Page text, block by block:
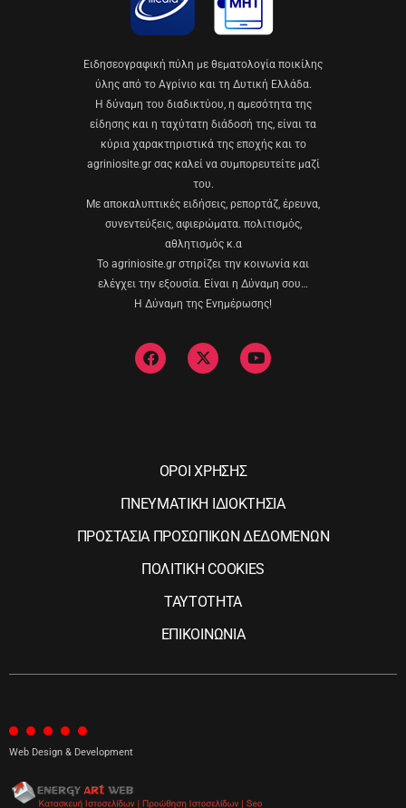
Eιδησεογραφική πύλη με θεματολογία ποικίλης
ύλης από το Αγρίνιο και τη Δυτική Ελλάδα.
Η δύναμη του διαδικτύου, η αμεσότητα της
είδησης και η ταχύτατη διάδοσή της, είναι τα
κύρια χαρακτηριστικά της εποχής και το
agriniosite.gr σας καλεί να συμπορευτείτε μαζί
του.
Με αποκαλυπτικές ειδήσεις, ρεπορτάζ, έρευνα,
συνεντεύξεις, αφιερώματα. πολιτισμός,
αθλητισμός κ.α
Το agriniosite.gr στηρίζει την κοινωνία και
ελέγχει την εξουσία. Είναι η Δύναμη σου…
Η Δύναμη της Ενημέρωσης!
ΟΡΟΙ ΧΡΗΣΗΣ
ΠΝΕΥΜΑΤΙΚΗ ΙΔΙΟΚΤΗΣΙΑ
ΠΡΟΣΤΑΣΙΑ ΠΡΟΣΩΠΙΚΩΝ ΔΕΔΟΜΕΝΩΝ
ΠΟΛΙΤΙΚΗ COOKIES
ΤΑΥΤΟΤΗΤΑ
ΕΠΙΚΟΙΝΩΝΙΑ
Web Design & Development